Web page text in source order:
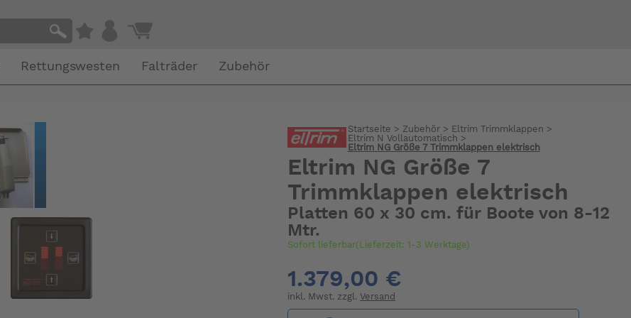
Rettungswesten Falträder Zubehör
Startseite > Zubehör> Eltrim Trimmklappen >
Eltrim N Vollautomatisch >
Eltrim NG Größe 7 Trimmklappen elektrisch
Eltrim NG Größe 7
Trimmklappen elektrisch
Platten 60 x 30 cm. für Boote von 8-12
Mtr.
Sofort lieferbar(Lieferzeit: 1-3 Werktage)
1.379,00 €
inkl. Mwst. zzgl. Versand